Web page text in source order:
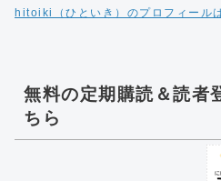
hitoiki（ひといき）のプロフィール
無料の定期購読＆読者
ちら